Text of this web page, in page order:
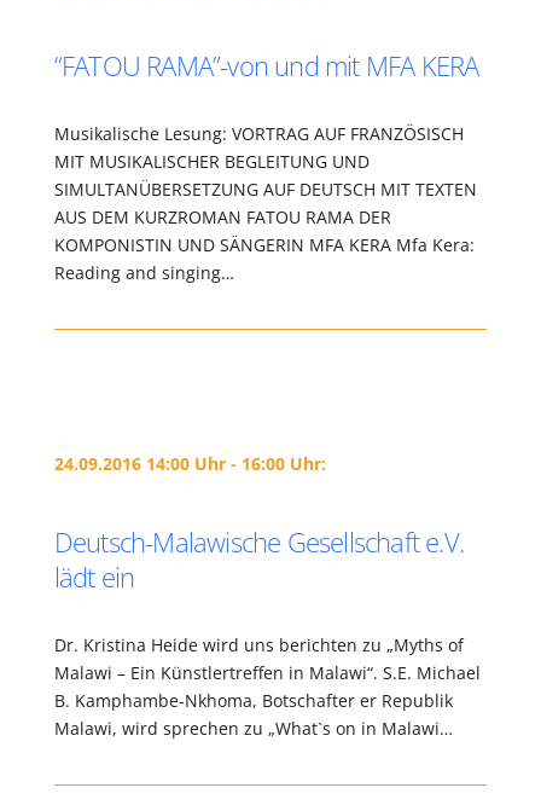
“FATOU RAMA”-von und mit MFA KERA
Musikalische Lesung: VORTRAG AUF FRANZÖSISCH
MIT MUSIKALISCHER BEGLEITUNG UND
SIMULTANÜBERSETZUNG AUF DEUTSCH MIT TEXTEN
AUS DEM KURZROMAN FATOU RAMA DER
KOMPONISTIN UND SÄNGERIN MFA KERA Mfa Kera:
Reading and singing…
24.09.2016 14:00 Uhr - 16:00 Uhr:
Deutsch-Malawische Gesellschaft e.V.
lädt ein
Dr. Kristina Heide wird uns berichten zu „Myths of
Malawi – Ein Künstlertreffen in Malawi“. S.E. Michael
B. Kamphambe-Nkhoma, Botschafter er Republik
Malawi, wird sprechen zu „What`s on in Malawi…